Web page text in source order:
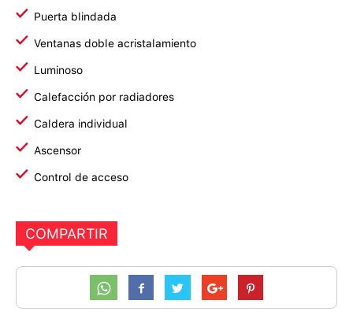
Puerta blindada
Ventanas doble acristalamiento
Luminoso
Calefacción por radiadores
Caldera individual
Ascensor
Control de acceso
COMPARTIR